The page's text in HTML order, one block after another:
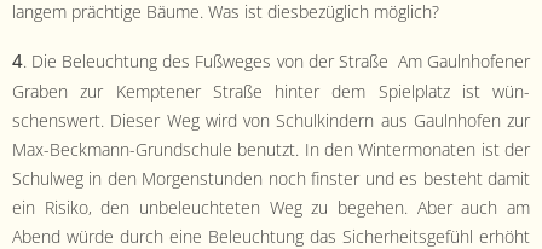
langem prächtige Bäume. Was ist dies­bezüglich möglich?
4. Die Beleuch­tung des Fußweges von der Straße Am Gaulnhofen­er
Graben zur Kempten­er Straße hin­ter dem Spielplatz ist wün­
schenswert. Dieser Weg wird von Schulkindern aus Gaulnhofen zur
Max-Beck­mann-Grund­schule benutzt. In den Win­ter­monat­en ist der
Schul­weg in den Mor­gen­stun­den noch fin­ster und es beste­ht damit
ein Risiko, den unbeleuchteten Weg zu bege­hen. Aber auch am
Abend würde durch eine Beleuch­tung das Sicher­heits­ge­fühl erhöht